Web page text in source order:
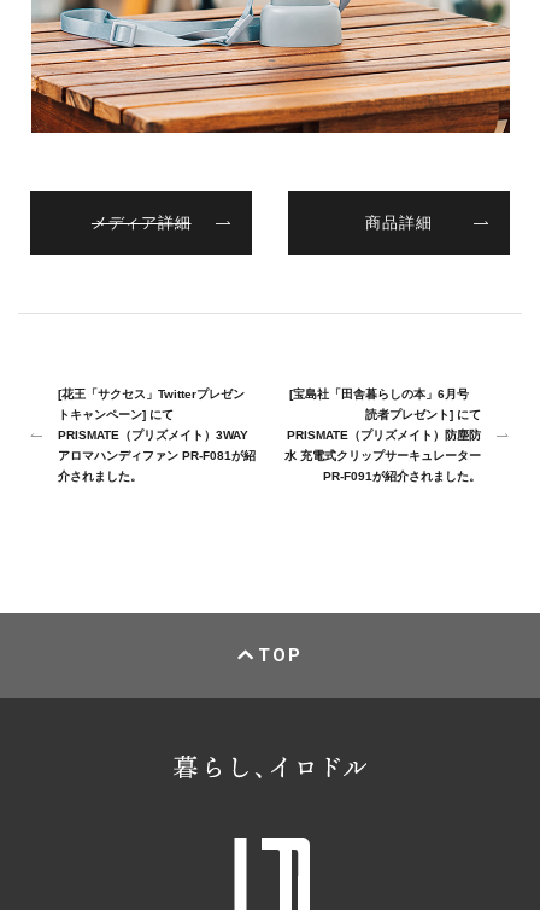
メディア詳細 商品詳細
[花王「サクセス」Twitterプレゼン
トキャンペーン] にて
PRISMATE（プリズメイト）3WAY
アロマハンディファン PR-F081が紹
介されました。
[宝島社「田舎暮らしの本」6月号
読者プレゼント] にて
PRISMATE（プリズメイト）防塵防
水 充電式クリップサーキュレーター
PR-F091が紹介されました。
TOP